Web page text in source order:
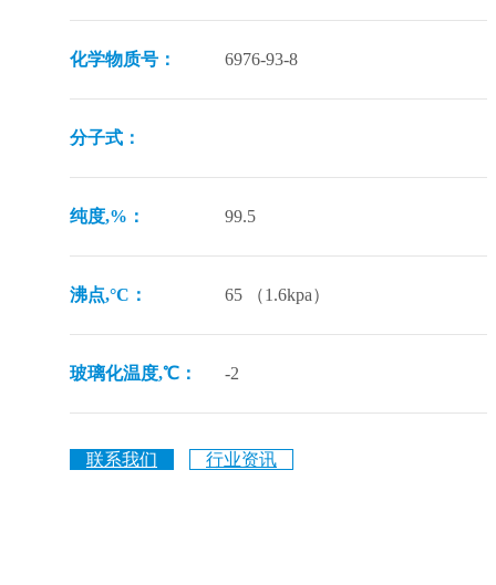
化学物质号： 6976-93-8
分子式：
纯度,%： 99.5
沸点,°C： 65 （1.6kpa）
玻璃化温度,℃： -2
联系我们 行业资讯